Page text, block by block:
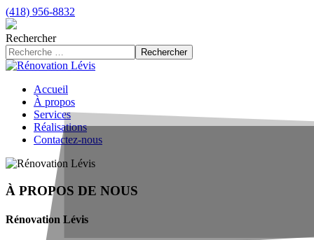
(418) 956-8832
Rechercher
Rechercher
Accueil
À propos
Services
Réalisations
Contactez-nous
À PROPOS DE NOUS
Rénovation Lévis